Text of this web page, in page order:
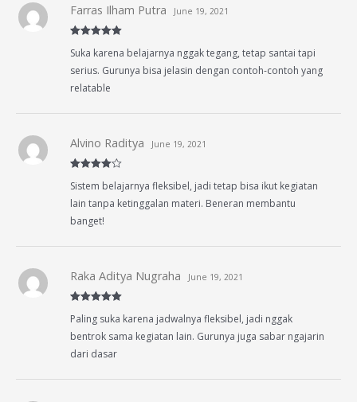
of 5
Farras Ilham Putra June 19, 2021
Suka karena belajarnya nggak tegang, tetap santai tapi
serius. Gurunya bisa jelasin dengan contoh-contoh yang
relatable
out of 5
Alvino Raditya June 19, 2021
Sistem belajarnya fleksibel, jadi tetap bisa ikut kegiatan
lain tanpa ketinggalan materi. Beneran membantu
banget!
of 5
Raka Aditya Nugraha June 19, 2021
Paling suka karena jadwalnya fleksibel, jadi nggak
bentrok sama kegiatan lain. Gurunya juga sabar ngajarin
dari dasar